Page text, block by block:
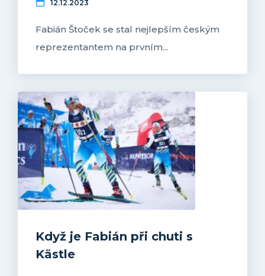
12.12.2023
Fabián Štoček se stal nejlepším českým
reprezentantem na prvním...
Když je Fabián při chuti s
Kästle